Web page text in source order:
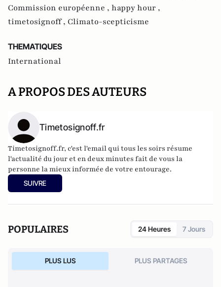
Commission européenne , happy hour ,
timetosignoff , Climato-scepticisme
THEMATIQUES
International
A PROPOS DES AUTEURS
Timetosignoff.fr
Timetosignoff.fr, c'est l'email qui tous les soirs résume
l'actualité du jour et en deux minutes fait de vous la
personne la mieux informée de votre entourage.
SUIVRE
POPULAIRES 24 Heures 7 Jours
PLUS LUS PLUS PARTAGES